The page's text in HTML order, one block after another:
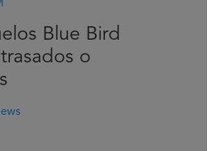
Blue Bird
o